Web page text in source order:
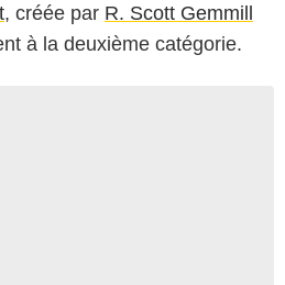
, créée par R. Scott Gemmill
à la deuxième catégorie.